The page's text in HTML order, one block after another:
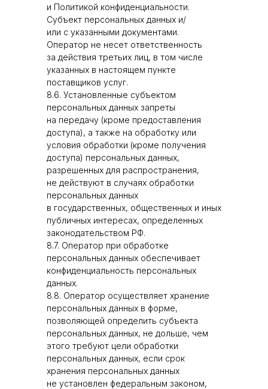
и Политикой конфиденциальности.
Субъект персональных данных и/
или с указанными документами.
Оператор не несет ответственность
за действия третьих лиц, в том числе
указанных в настоящем пункте
поставщиков услуг.
8.6. Установленные субъектом
персональных данных запреты
на передачу (кроме предоставления
доступа), а также на обработку или
условия обработки (кроме получения
доступа) персональных данных,
разрешенных для распространения,
не действуют в случаях обработки
персональных данных
в государственных, общественных и иных
публичных интересах, определенных
законодательством РФ.
8.7. Оператор при обработке
персональных данных обеспечивает
конфиденциальность персональных
данных.
8.8. Оператор осуществляет хранение
персональных данных в форме,
позволяющей определить субъекта
персональных данных, не дольше, чем
этого требуют цели обработки
персональных данных, если срок
хранения персональных данных
не установлен федеральным законом,